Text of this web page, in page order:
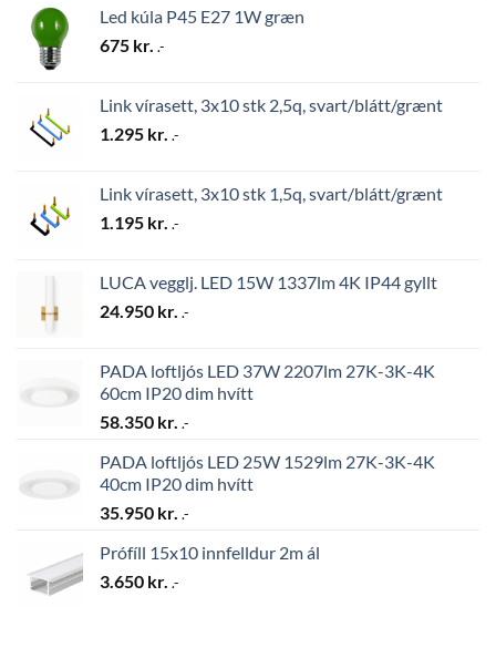
Led kúla P45 E27 1W græn
675 kr. .-
Link vírasett, 3x10 stk 2,5q, svart/blátt/grænt
1.295 kr. .-
Link vírasett, 3x10 stk 1,5q, svart/blátt/grænt
1.195 kr. .-
LUCA vegglj. LED 15W 1337lm 4K IP44 gyllt
24.950 kr. .-
PADA loftljós LED 37W 2207lm 27K-3K-4K
60cm IP20 dim hvítt
58.350 kr. .-
PADA loftljós LED 25W 1529lm 27K-3K-4K
40cm IP20 dim hvítt
35.950 kr. .-
Prófíll 15x10 innfelldur 2m ál
3.650 kr. .-